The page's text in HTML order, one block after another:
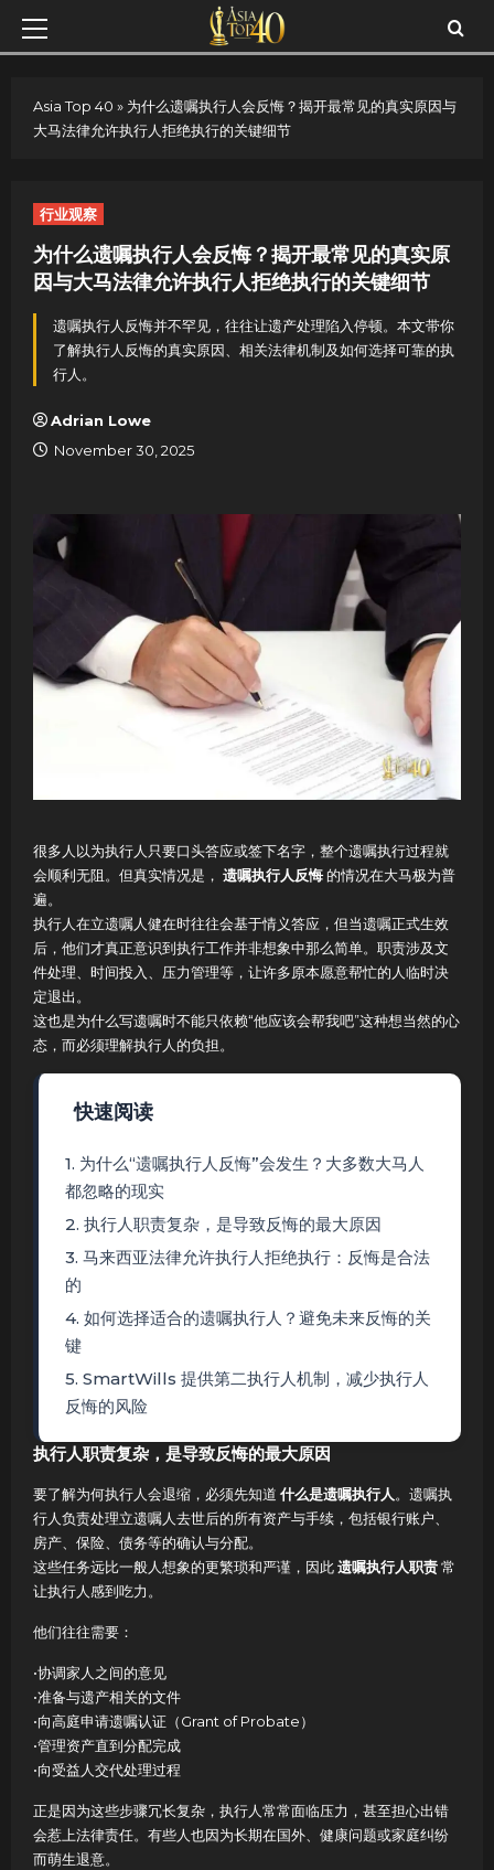
Skip
Primary
Asia Top 40 » 为什么遗嘱执行人会反悔？揭开最常见的真实原因与
大马法律允许执行人拒绝执行的关键细节
行业观察
为什么遗嘱执行人会反悔？揭开最常见的真实原
因与大马法律允许执行人拒绝执行的关键细节
遗嘱执行人反悔并不罕见，往往让遗产处理陷入停顿。本文带你
了解执行人反悔的真实原因、相关法律机制及如何选择可靠的执
行人。
Adrian Lowe
November 30, 2025
很多人以为执行人只要口头答应或签下名字，整个遗嘱执行过程就
会顺利无阻。但真实情况是， 遗嘱执行人反悔 的情况在大马极为普
遍。
执行人在立遗嘱人健在时往往会基于情义答应，但当遗嘱正式生效
后，他们才真正意识到执行工作并非想象中那么简单。职责涉及文
件处理、时间投入、压力管理等，让许多原本愿意帮忙的人临时决
定退出。
这也是为什么写遗嘱时不能只依赖“他应该会帮我吧”这种想当然的心
态，而必须理解执行人的负担。
快速阅读
1. 为什么“遗嘱执行人反悔”会发生？大多数大马人
都忽略的现实
2. 执行人职责复杂，是导致反悔的最大原因
3. 马来西亚法律允许执行人拒绝执行：反悔是合法
的
4. 如何选择适合的遗嘱执行人？避免未来反悔的关
键
5. SmartWills 提供第二执行人机制，减少执行人
反悔的风险
执行人职责复杂，是导致反悔的最大原因
要了解为何执行人会退缩，必须先知道 什么是遗嘱执行人 。遗嘱执
行人负责处理立遗嘱人去世后的所有资产与手续，包括银行账户、
房产、保险、债务等的确认与分配。
这些任务远比一般人想象的更繁琐和严谨，因此遗嘱执行人职责常
让执行人感到吃力。
他们往往需要：
•协调家人之间的意见
•准备与遗产相关的文件
•向高庭申请遗嘱认证（Grant of Probate）
•管理资产直到分配完成
•向受益人交代处理过程
正是因为这些步骤冗长复杂，执行人常常面临压力，甚至担心出错
会惹上法律责任。有些人也因为长期在国外、健康问题或家庭纠纷
而萌生退意。